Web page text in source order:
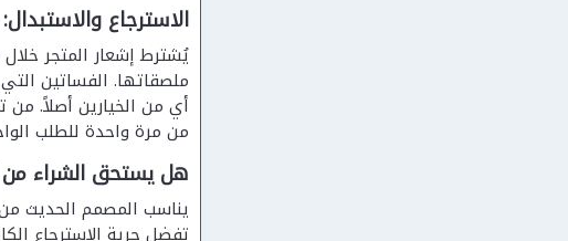
الاسترجاع
أي من الخيارين أصلاً. من
من مرة واحدة للطلب
هل يستحق الشراء
يناسب المصمم الحديث